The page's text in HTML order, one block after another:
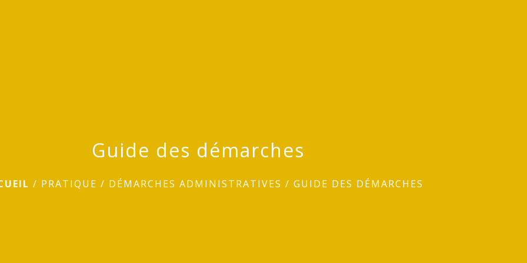
Guide des démarches
/ PRATIQUE / DÉMARCHES ADMINISTRATIVES /GUIDE DES DÉMARCHES